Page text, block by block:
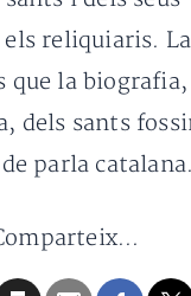
reliquiaris.
que la
dels sants
parla catalana.